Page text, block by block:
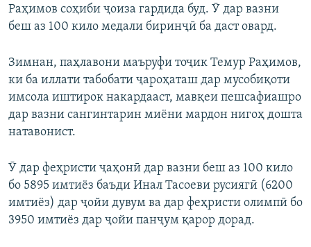
Раҳимов соҳиби ҷоиза гардида буд. Ӯ дар вазни
беш аз 100 кило медали биринҷӣ ба даст овард.
Зимнан, паҳлавони маъруфи тоҷик Темур Раҳимов,
ки ба иллати табобати ҷароҳаташ дар мусобиқоти
имсола иштирок накардааст, мавқеи пешсафиашро
дар вазни сангинтарин миёни мардон нигоҳ дошта
натавонист.
Ӯ дар феҳристи ҷаҳонӣ дар вазни беш аз 100 кило
бо 5895 имтиёз баъди Инал Тасоеви русиягӣ (6200
имтиёз) дар ҷойи дувум ва дар феҳристи олимпӣ бо
3950 имтиёз дар ҷойи панҷум қарор дорад.